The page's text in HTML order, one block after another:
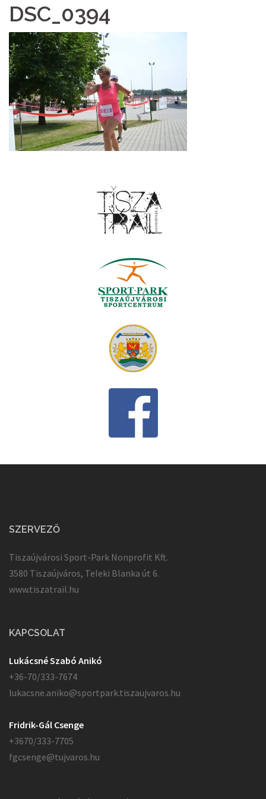
DSC_0394
SZERVEZŐ
Tiszaújvárosi Sport-Park Nonprofit Kft.
3580 Tiszaújváros, Teleki Blanka út 6.
www.tiszatrail.hu
KAPCSOLAT
Lukácsné Szabó Anikó
+36-70/333-7674
lukacsne.aniko@sportpark.tiszaujvaros.hu
Fridrik-Gál Csenge
+3670/333-7705
fgcsenge@tujvaros.hu